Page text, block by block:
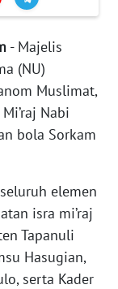
- Majelis
(NU)
Muslimat,
Nabi
bola Sorkam
elemen
isra mi’raj
Tapanuli
Hasugian,
serta Kader